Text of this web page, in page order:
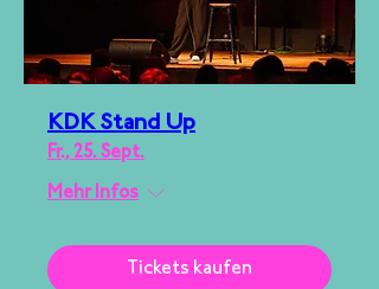
KDK Stand Up
Fr., 25. Sept.
Mehr Infos
Tickets kaufen